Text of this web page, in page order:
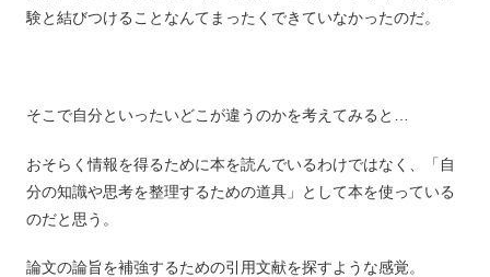
験と結びつけることなんてまったくできていなかったのだ。
そこで自分といったいどこが違うのかを考えてみると…
おそらく情報を得るために本を読んでいるわけではなく、「自
分の知識や思考を整理するための道具」として本を使っている
のだと思う。
論文の論旨を補強するための引用文献を探すような感覚。